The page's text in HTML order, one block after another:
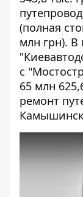
(полная
млн грн). В
с
65 млн
ремонт